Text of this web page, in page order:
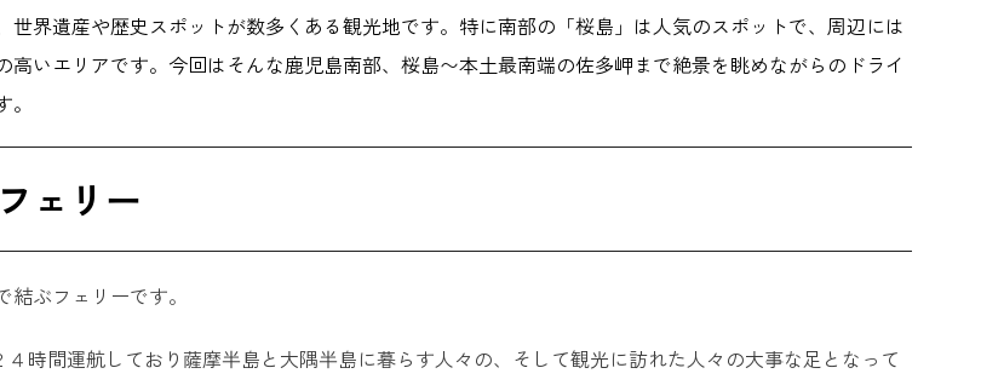
世界遺産や歴史スポットが数多くある観光地です。特に南部の「桜島」は人気のスポットで、周辺には
高いエリアです。今回はそんな鹿児島南部、桜島〜本土最南端の佐多岬まで絶景を眺めながらのドライ
ェリー
ぶフェリーです。
４時間運航しており薩摩半島と大隅半島に暮らす人々の、そして観光に訪れた人々の大事な足となって